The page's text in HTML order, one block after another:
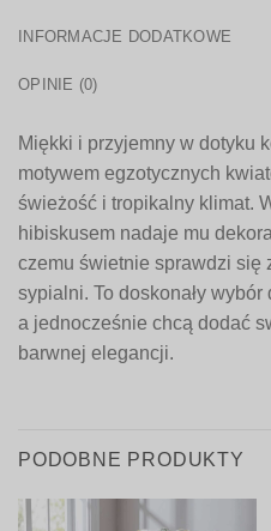
INFORMACJE DODATKOWE
OPINIE (0)
Miękki i przyjemny w dotyku
motywem egzotycznych
świeżość i tropikalny klimat.
hibiskusem nadaje mu
czemu świetnie sprawdzi się
sypialni. To doskonały
a jednocześnie chcą dodać
barwnej elegancji.
PODOBNE PRODUKTY